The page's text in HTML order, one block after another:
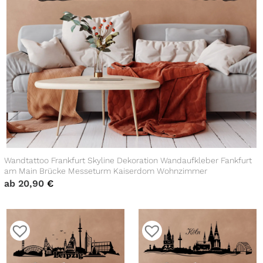
Wandtattoo Frankfurt Skyline Dekoration Wandaufkleber Fankfurt
am Main Brücke Messeturm Kaiserdom Wohnzimmer
ab 20,90 €